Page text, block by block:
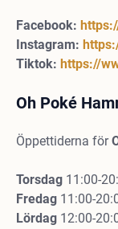
Facebook:
Instagram:
Tiktok: https://
Oh Poké
Öppettiderna för
Torsdag 11:00-
Fredag 11:00-
Lördag 12:00-